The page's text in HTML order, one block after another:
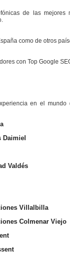
de las
como de otros
con Top Google
en el mundo
Valdés
Villalbilla
Colmenar Viejo